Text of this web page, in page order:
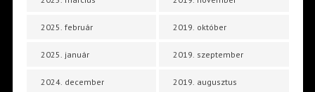
2025. február
2025. január
2024. december
2019. október
2019. szeptember
2019. augusztus